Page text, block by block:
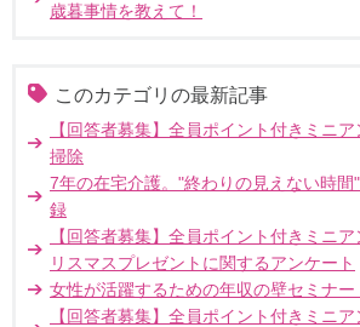
歳暮事情を教えて！
このカテゴリの最新記事
【回答者募集】全員ポイント付きミニ
掃除
7年の在宅介護。"終わりの見えない時
録
【回答者募集】全員ポイント付きミニ
リスマスプレゼントに関するアンケート
女性が活躍するための年収の壁セミナー
【回答者募集】全員ポイント付きミニ